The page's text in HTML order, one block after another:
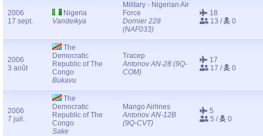
2006
17 sept.
Nigeria
Vandeikya
Military - Nigerian Air
Force
Dornier 228
(NAF033)
18
13 /
0
2006
3 août
The
Democratic
Republic of The
Congo
Bukavu
Tracep
Antonov AN-28 (9Q-
COM)
17
17 /
0
2006
7 juil.
The
Democratic
Republic of The
Congo
Sake
Mango Airlines
Antonov AN-12B
(9Q-CVT)
5
5 /
0